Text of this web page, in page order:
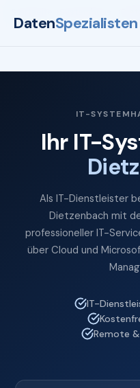
DatenSpezialisten
IT-
Ihr IT-
Als IT-Dienstleister
Dietzenbach mit
professioneller IT-
über Cloud und
IT-
Remote